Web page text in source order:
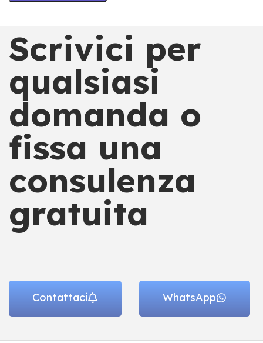
Scrivici per
qualsiasi
domanda o
fissa una
consulenza
gratuita
Contattaci WhatsApp